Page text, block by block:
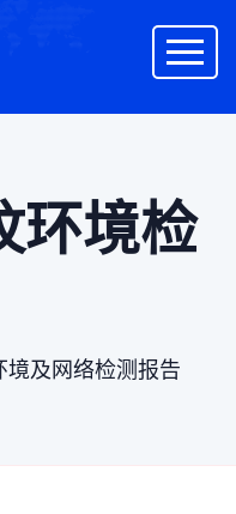
环境检
境及网络检测报告